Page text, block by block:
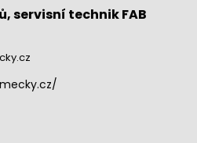
servisní technik FAB